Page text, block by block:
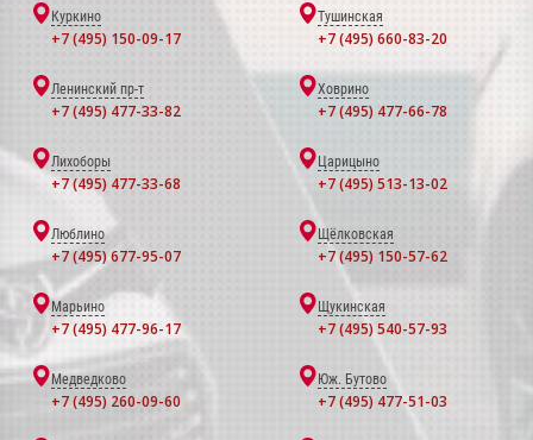
Куркино
+7 (495) 150-09-17
Тушинская
+7 (495) 660-83-20
Ленинский пр-т
+7 (495) 477-33-82
Ховрино
+7 (495) 477-66-78
Лихоборы
+7 (495) 477-33-68
Царицыно
+7 (495) 513-13-02
Люблино
+7 (495) 677-95-07
Щёлковская
+7 (495) 150-57-62
Марьино
+7 (495) 477-96-17
Щукинская
+7 (495) 540-57-93
Медведково
+7 (495) 260-09-60
Юж. Бутово
+7 (495) 477-51-03